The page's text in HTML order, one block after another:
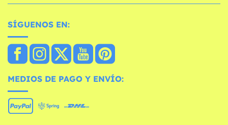
SÍGUENOS EN:
MEDIOS DE PAGO Y ENVÍO: